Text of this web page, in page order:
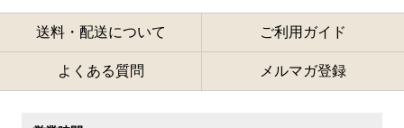
送料・配送について ご利用ガイド
よくある質問 メルマガ登録